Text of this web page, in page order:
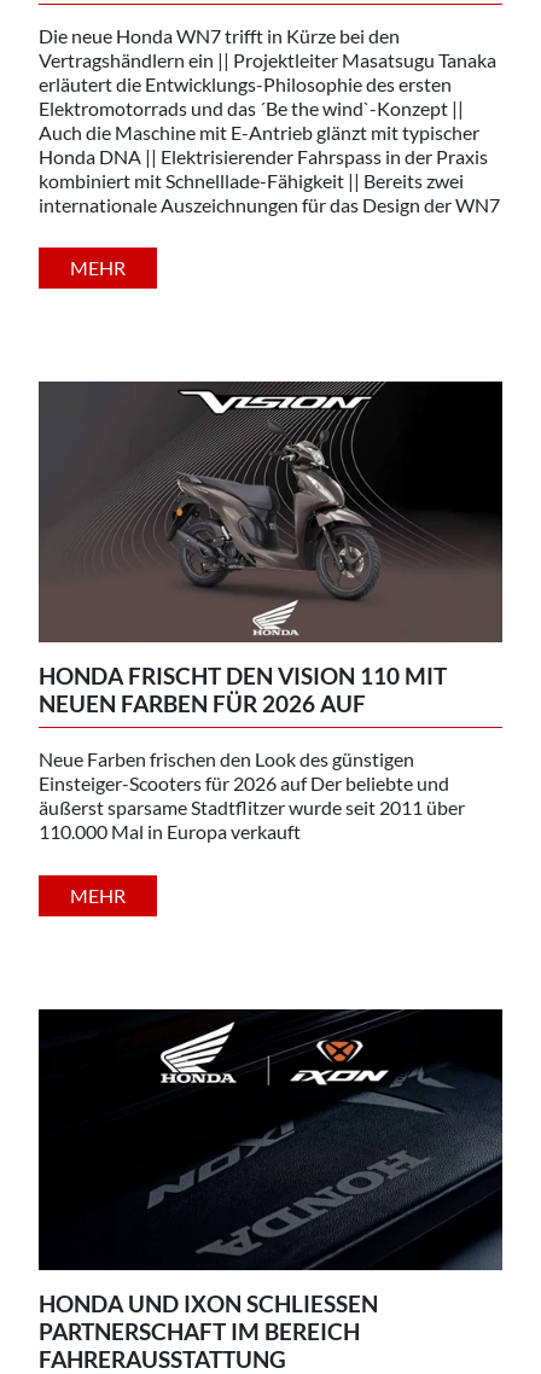
Die neue Honda WN7 trifft in Kürze bei den
Vertragshändlern ein || Projektleiter Masatsugu Tanaka
erläutert die Entwicklungs-Philosophie des ersten
Elektromotorrads und das ´Be the wind`-Konzept ||
Auch die Maschine mit E-Antrieb glänzt mit typischer
Honda DNA || Elektrisierender Fahrspass in der Praxis
kombiniert mit Schnelllade-Fähigkeit || Bereits zwei
internationale Auszeichnungen für das Design der WN7
MEHR
HONDA FRISCHT DEN VISION 110 MIT
NEUEN FARBEN FÜR 2026 AUF
Neue Farben frischen den Look des günstigen
Einsteiger-Scooters für 2026 auf Der beliebte und
äußerst sparsame Stadtflitzer wurde seit 2011 über
110.000 Mal in Europa verkauft
MEHR
HONDA UND IXON SCHLIESSEN P
ARTNERSCHAFT IM BEREICH F
AHRERAUSSTATTUNG